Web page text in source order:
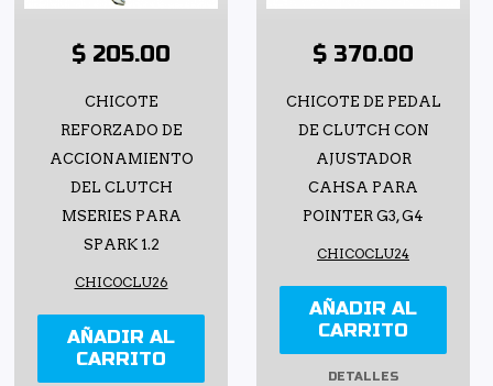
$ 205.00
CHICOTE
REFORZADO DE
ACCIONAMIENTO
DEL CLUTCH
MSERIES PARA
SPARK 1.2
CHICOCLU26
AÑADIR AL
CARRITO
$ 370.00
CHICOTE DE PEDAL
DE CLUTCH CON
AJUSTADOR
CAHSA PARA
POINTER G3, G4
CHICOCLU24
AÑADIR AL
CARRITO
DETALLES